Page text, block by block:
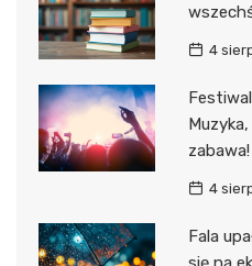
4
zabawa!
4
Fala